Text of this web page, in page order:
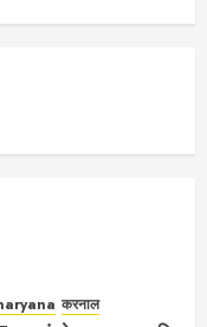
करनाल